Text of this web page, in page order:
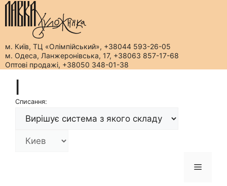
м. Київ, ТЦ «Олімпійський», +38044 593-26-05
м. Одеса, Ланжеронівська, 17, +38063 857-17-68
Оптові продажі, +38050 348-01-38
вмістуСписання:
Меню